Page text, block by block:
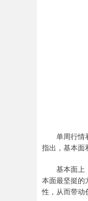
单周行情看
指出，基本面
基本面上，
本面最坚挺的
性，从而带动